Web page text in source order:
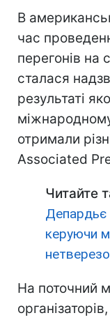
В
час
перегонів на
сталася
результаті
отримали
Associated
Читайте
Депардьє
керуючи
На поточний